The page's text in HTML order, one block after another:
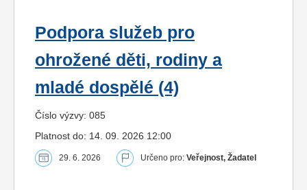
Podpora služeb pro
ohrožené děti, rodiny a
mladé dospělé (4)
Číslo výzvy: 085
Platnost do: 14. 09. 2026 12:00
29. 6. 2026 Určeno pro: Veřejnost, Žadatel